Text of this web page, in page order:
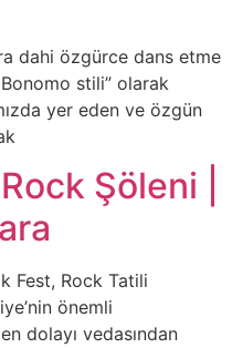
dahi özgürce dans etme
stili” olarak
yer eden ve özgün
Şöleni |
Fest, Rock Tatili
önemli
dolayı vedasından